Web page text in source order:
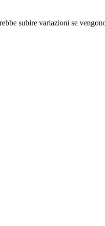
subire variazioni se